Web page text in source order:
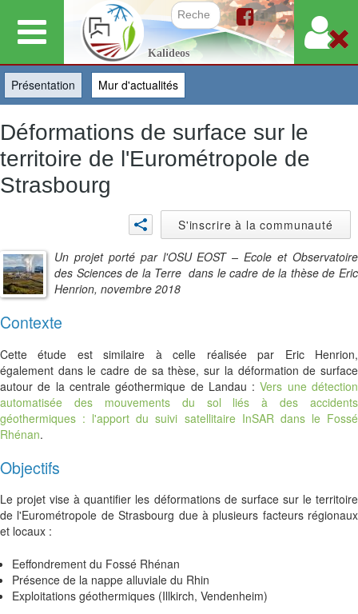
Aller
au
contenu
principal
Kalideos
Présentation (onglet actif)
Mur d'actualités
Déformations de surface sur le
territoire de l'Eurométropole de
Strasbourg
S'inscrire à la communauté
Un projet porté par l'OSU EOST – Ecole et Observatoire
des Sciences de la Terre dans le cadre de la thèse de Eric
Henrion, novembre 2018
Contexte
Cette étude est similaire à celle réalisée par Eric Henrion,
également dans le cadre de sa thèse, sur la déformation de surface
autour de la centrale géothermique de Landau :Vers une détection
automatisée des mouvements du sol liés à des accidents
géothermiques : l'apport du suivi satellitaire InSAR dans le Fossé
Rhénan.
Objectifs
Le projet vise à quantifier les déformations de surface sur le territoire
de l'Eurométropole de Strasbourg due à plusieurs facteurs régionaux
et locaux :
Eeffondrement du Fossé Rhénan
Présence de la nappe alluviale du Rhin
Exploitations géothermiques (Illkirch, Vendenheim)